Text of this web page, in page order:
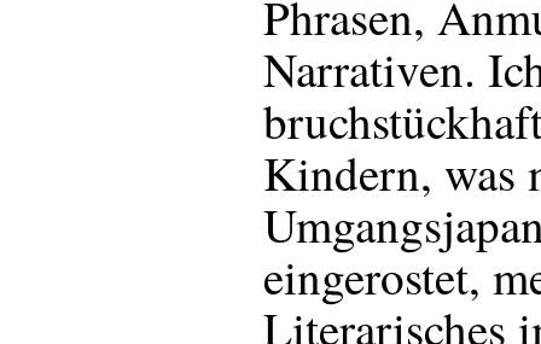
Phrasen,
Narrativen.
Kindern, was
eingerostet,
Literarisches